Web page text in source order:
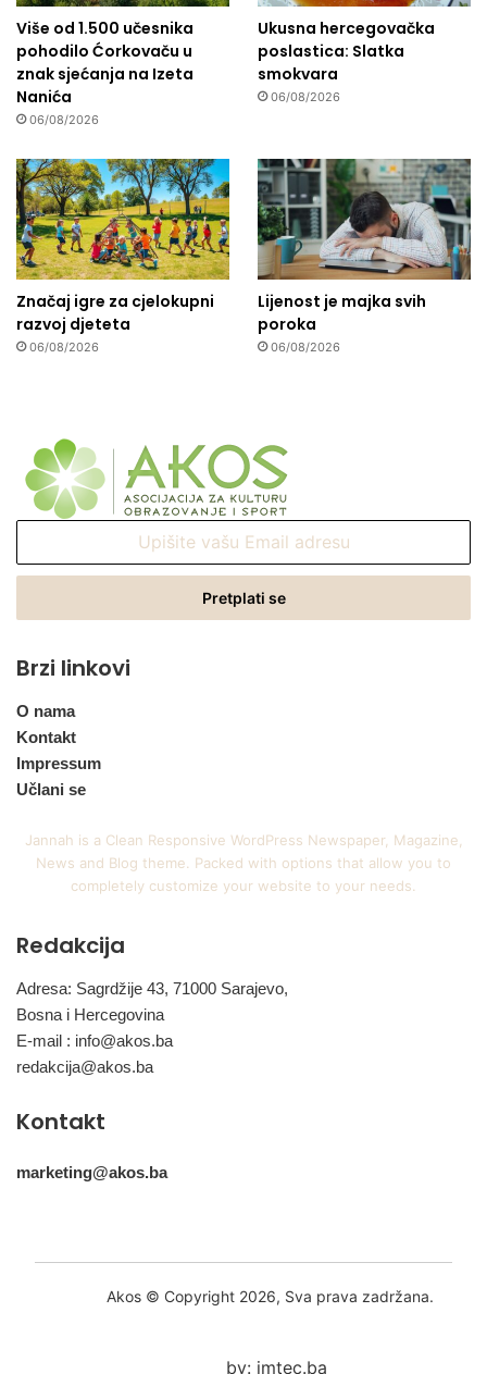
Više od 1.500 učesnika
pohodilo Ćorkovaču u
znak sjećanja na Izeta
Nanića
06/08/2026
Ukusna hercegovačka
poslastica: Slatka
smokvara
06/08/2026
Značaj igre za cjelokupni
razvoj djeteta
06/08/2026
Lijenost je majka svih
poroka
06/08/2026
Email
Brzi linkovi
O nama
Kontakt
Impressum
Učlani se
Jannah is a Clean Responsive WordPress Newspaper, Magazine,
News and Blog theme. Packed with options that allow you to
completely customize your website to your needs.
Redakcija
Adresa: Sagrdžije 43, 71000 Sarajevo,
Bosna i Hercegovina
E-mail : info@akos.ba
redakcija@akos.ba
Kontakt
marketing@akos.ba
Akos © Copyright 2026, Sva prava zadržana.
by: imtec.ba